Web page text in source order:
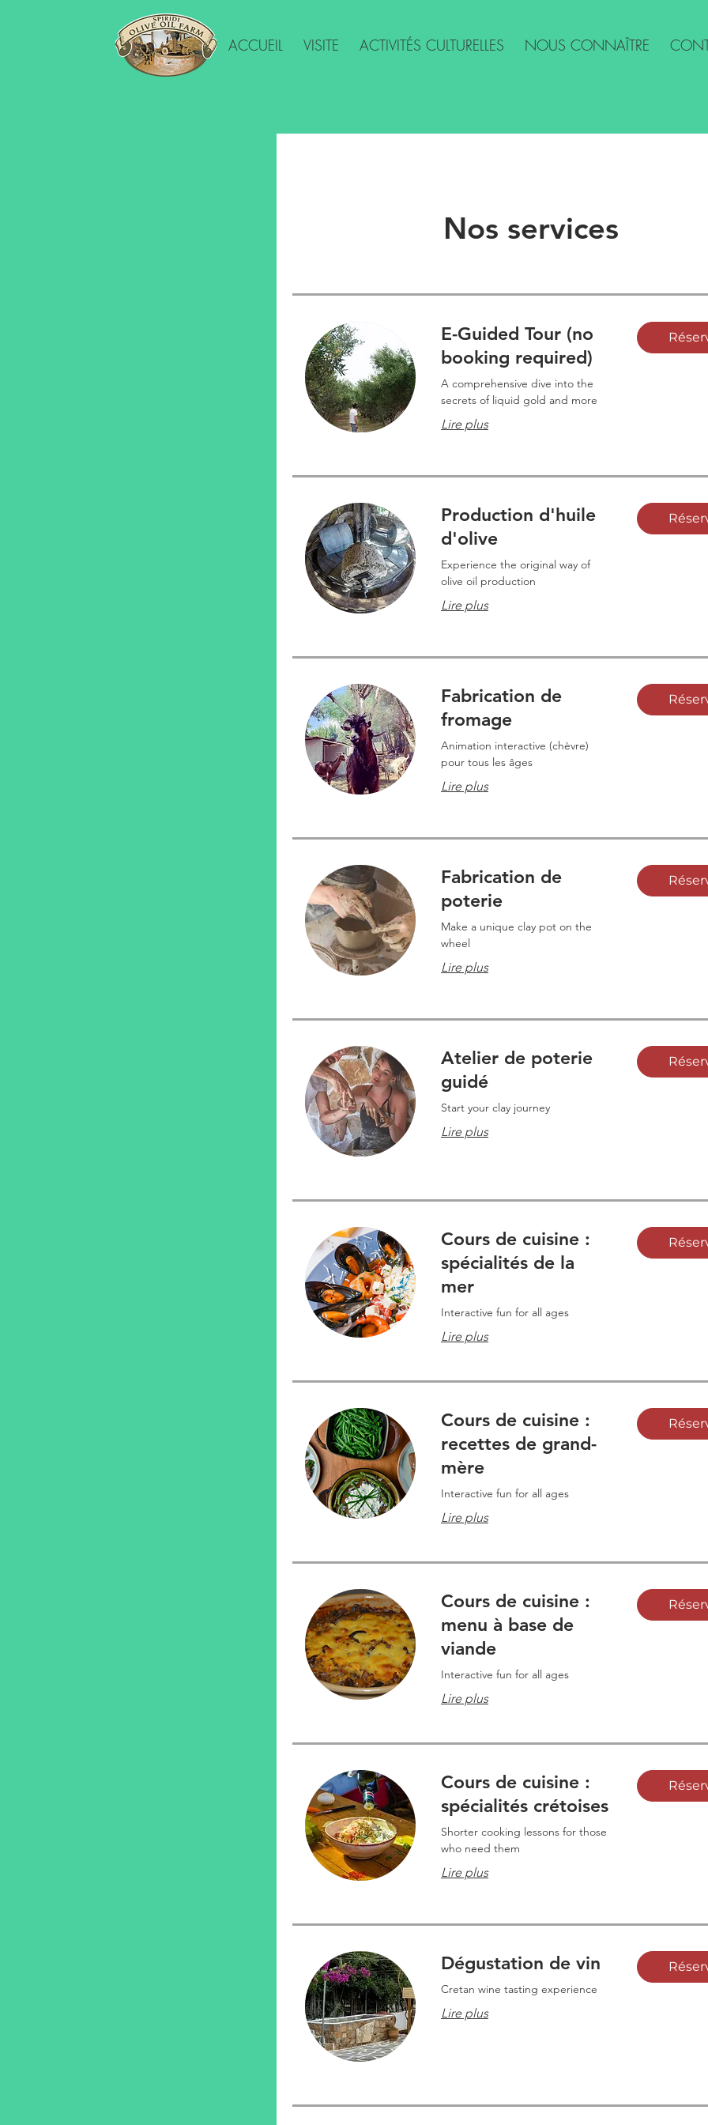
ACCUEIL VISITE ACTIVITÉS CULTURELLES NOUS CONNAÎTRE
Nos services
E-Guided Tour (no
booking required)
A comprehensive dive into the
secrets of liquid gold and more
Lire plus
Production d'huile
d'olive
Experience the original way of
olive oil production
Lire plus
Fabrication de
fromage
Animation interactive (chèvre)
pour tous les âges
Lire plus
Fabrication de
poterie
Make a unique clay pot on the
wheel
Lire plus
Atelier de poterie
guidé
Start your clay journey
Lire plus
Cours de cuisine :
spécialités de la
mer
Interactive fun for all ages
Lire plus
Cours de cuisine :
recettes de grand-
mère
Interactive fun for all ages
Lire plus
Cours de cuisine :
menu à base de
viande
Interactive fun for all ages
Lire plus
Cours de cuisine :
spécialités crétoises
Shorter cooking lessons for those
who need them
Lire plus
Dégustation de vin
Cretan wine tasting experience
Lire plus